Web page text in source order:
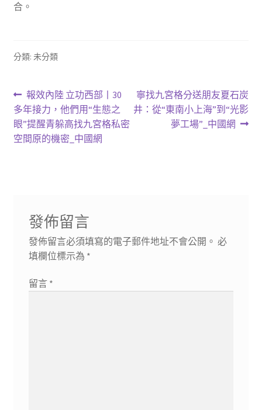
合。
分類: 未分類
文
章
導
上
一
篇
文
報效內陸 立功西部丨30
多年接力，他們用“生態之
眼”提醒青躲高找九宮格私密
空間原的機密_中國網
下
一
寧找九宮格分送朋友夏石炭
井：從“東南小上海”到“光影
夢工場”_中國網
發佈留言
發佈留言必須填寫的電子郵件地址不會公開。 必
填欄位標示為 *
留言 *